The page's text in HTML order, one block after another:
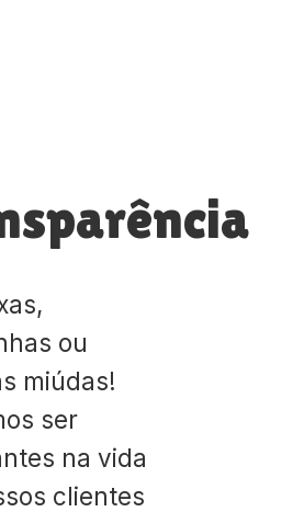
ou
miúdas!
ser
na vida
clientes